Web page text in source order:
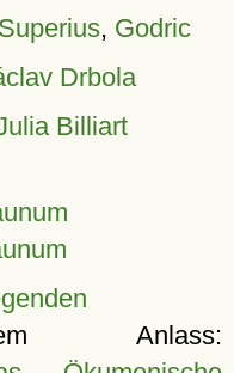
, Godric
Drbola
Billiart
Anlass: